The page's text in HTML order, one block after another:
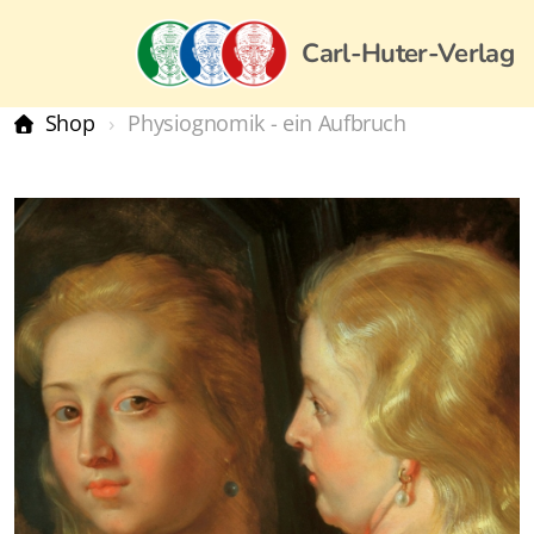
Carl-Huter-Verlag
Shop Physiognomik - ein Aufbruch
Carl-Huter-Verlag, Deutschland
Carl-Huter-Akademie
Carl-Huter-Institut
Bestseller